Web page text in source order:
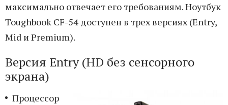
максимально отвечает его требованиям. Ноутбук
Toughbook CF-54 доступен в трех версиях (Entry,
Mid и Premium).
Версия Entry (HD без сенсорного
экрана)
Процессор